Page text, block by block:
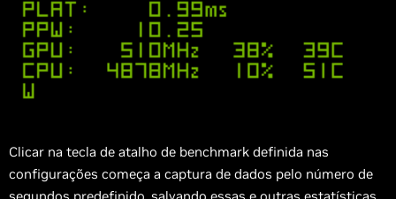
Clicar na tecla de atalho de benchmark definida nas
configurações começa a captura de dados pelo número de